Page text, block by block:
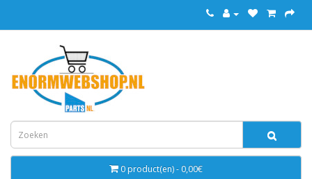
0 product(en) - 0,00€